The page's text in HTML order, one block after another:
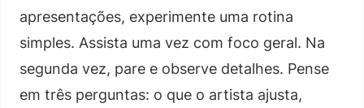
apresentações, experimente uma rotina
simples. Assista uma vez com foco geral. Na
segunda vez, pare e observe detalhes. Pense
em três perguntas: o que o artista ajusta,